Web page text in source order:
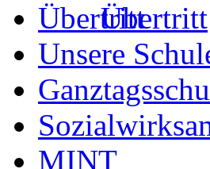
Übertritt
Unsere
MINT